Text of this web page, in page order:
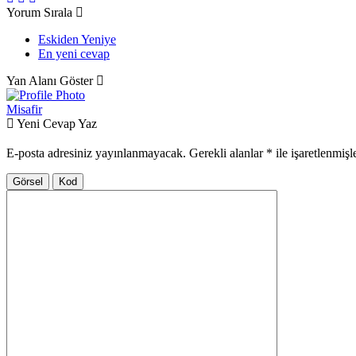
Yorum Sırala
Eskiden Yeniye
En yeni cevap
Yan Alanı Göster
Misafir
Yeni Cevap Yaz
E-posta adresiniz yayınlanmayacak. Gerekli alanlar * ile
Görsel Kod